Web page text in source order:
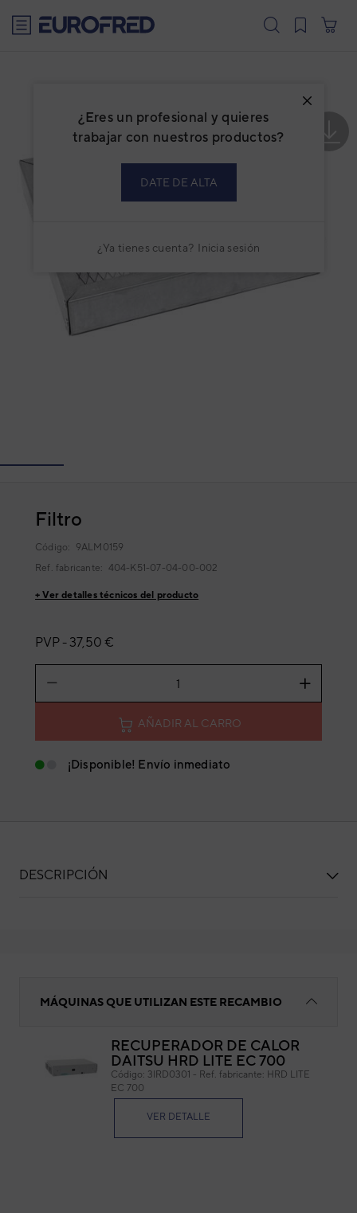
¿Eres un profesional y quieres
trabajar con nuestros productos?
DATE DE ALTA
¿Ya tienes cuenta? Inicia sesión
Filtro
Código: 9ALM0159
Ref. fabricante: 404-K51-07-04-00-002
+ Ver detalles técnicos del producto
PVP - 37,50 €
AÑADIR AL CARRO
¡Disponible! Envío inmediato
DESCRIPCIÓN
MÁQUINAS QUE UTILIZAN ESTE RECAMBIO
RECUPERADOR DE CALOR
DAITSU HRD LITE EC 700
Código: 3IRD0301 - Ref. fabricante: HRD LITE
EC 700
VER DETALLE